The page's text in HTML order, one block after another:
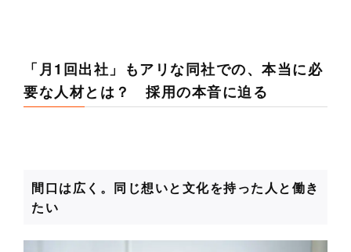
「月1回出社」もアリな同社での、本当に必
要な人材とは？ 採用の本音に迫る
間口は広く。同じ想いと文化を持った人と働き
たい